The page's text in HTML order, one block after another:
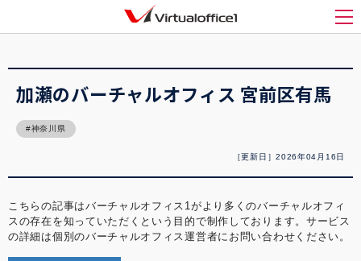
メ
バーチャルオフィス1(Virtualoffice1)
加瀬のバーチャル
加瀬のバーチャルオフィス 宮前区有馬
神奈川県
［更新日］2026年04月16日
こちらの記事はバーチャルオフィス1がより多くのバーチャルオフィ
スの存在を知っていただくという目的で制作しております。サービス
の詳細は個別のバーチャルオフィス運営者にお問い合わせください。